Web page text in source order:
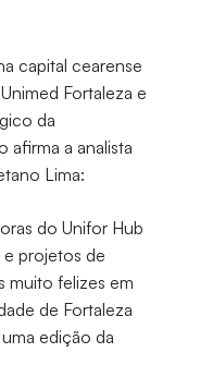
capital cearense
Fortaleza e
da
afirma a analista
Lima:
do Unifor Hub
projetos de
muito felizes em
de Fortaleza
edição da